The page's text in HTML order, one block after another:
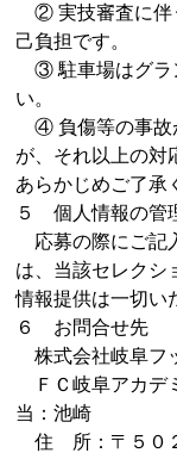
② 実技審査に伴
己負担です。
③ 駐車場はグラ
い。
④ 負傷等の事故
が、それ以上の対
あらかじめご了承
５ 個人情報の管
応募の際にご記
は、当該セレクシ
情報提供は一切い
６ お問合せ先
株式会社岐阜フ
ＦＣ岐阜アカデ
当：池崎
住 所：〒５０